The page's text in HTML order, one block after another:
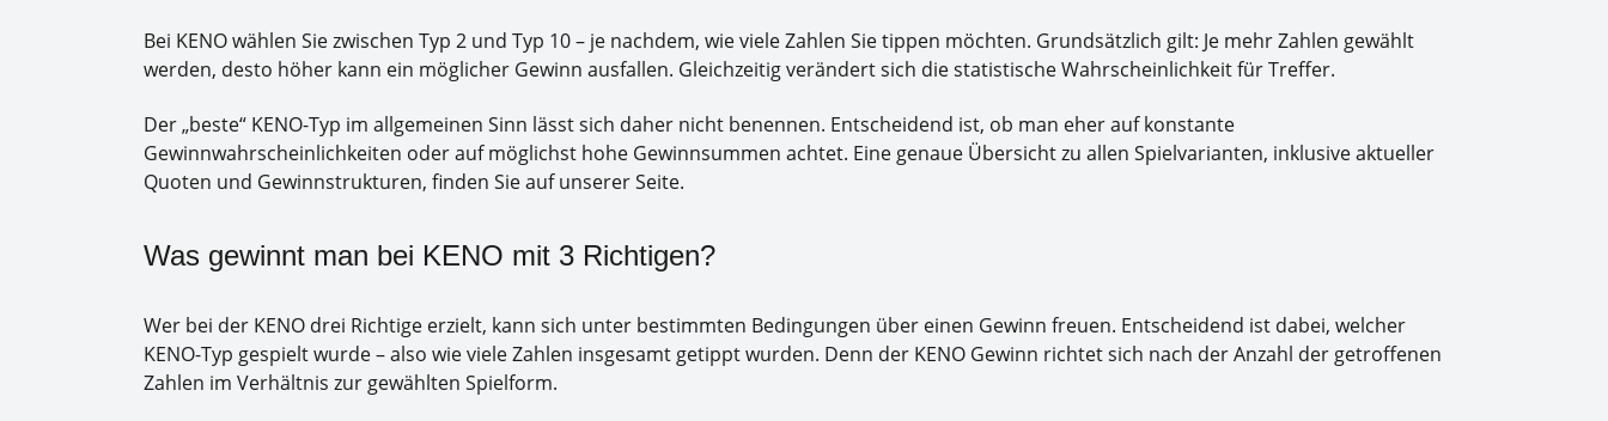
Bei KENO wählen Sie zwischen Typ 2 und Typ 10 – je nachdem, wie viele Zahlen Sie tippen möchten. Grundsätzlich gilt: Je mehr Zahlen gewählt
werden, desto höher kann ein möglicher Gewinn ausfallen. Gleichzeitig verändert sich die statistische Wahrscheinlichkeit für Treffer.
Der „beste“ KENO-Typ im allgemeinen Sinn lässt sich daher nicht benennen. Entscheidend ist, ob man eher auf konstante
Gewinnwahrscheinlichkeiten oder auf möglichst hohe Gewinnsummen achtet. Eine genaue Übersicht zu allen Spielvarianten, inklusive aktueller
Quoten und Gewinnstrukturen, finden Sie auf unserer Seite.
Was gewinnt man bei KENO mit 3 Richtigen?
Wer bei der KENO drei Richtige erzielt, kann sich unter bestimmten Bedingungen über einen Gewinn freuen. Entscheidend ist dabei, welcher
KENO-Typ gespielt wurde – also wie viele Zahlen insgesamt getippt wurden. Denn der KENO Gewinn richtet sich nach der Anzahl der getroffenen
Zahlen im Verhältnis zur gewählten Spielform.